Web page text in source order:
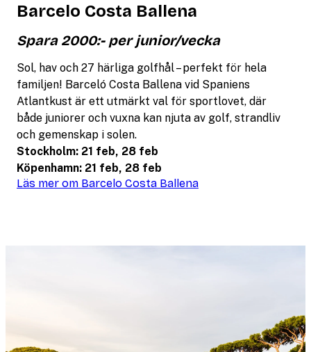
Barcelo Costa Ballena
Spara 2000:-per junior/vecka
Sol, hav och 27 härliga golfhål – perfekt för hela
familjen! Barceló Costa Ballena vid Spaniens
Atlantkust är ett utmärkt val för sportlovet, där
både juniorer och vuxna kan njuta av golf, strandliv
och gemenskap i solen.
Stockholm: 21 feb, 28 feb
Köpenhamn: 21 feb, 28 feb
Läs mer om Barcelo Costa Ballena